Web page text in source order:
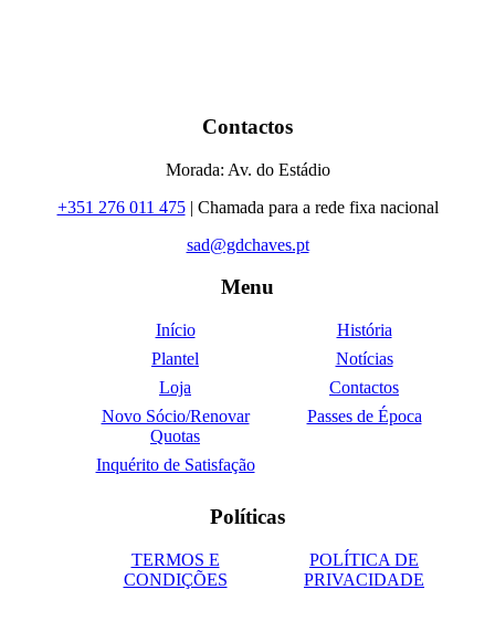
Contactos
Morada: Av. do Estádio
+351 276 011 475| Chamada para a rede fixa nacional
sad@gdchaves.pt
Menu
Início
História
Plantel
Notícias
Loja
Contactos
Novo Sócio/Renovar
Quotas
Passes de Época
Inquérito de Satisfação
Políticas
TERMOS E
CONDIÇÕES
POLÍTICA DE
PRIVACIDADE